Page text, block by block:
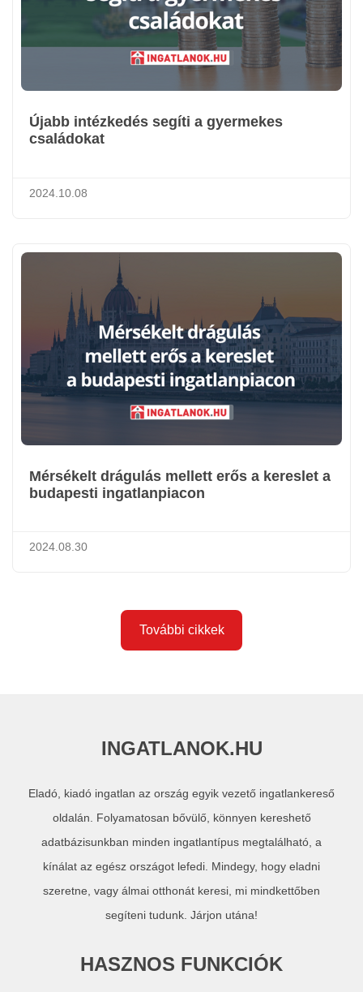
Újabb intézkedés segíti a gyermekes
családokat
2024.10.08
Mérsékelt drágulás mellett erős a kereslet a
budapesti ingatlanpiacon
2024.08.30
További cikkek
INGATLANOK.HU
Eladó, kiadó ingatlan az ország egyik vezető ingatlankereső
oldalán. Folyamatosan bővülő, könnyen kereshető
adatbázisunkban minden ingatlantípus megtalálható, a
kínálat az egész országot lefedi. Mindegy, hogy eladni
szeretne, vagy álmai otthonát keresi, mi mindkettőben
segíteni tudunk. Járjon utána!
HASZNOS FUNKCIÓK